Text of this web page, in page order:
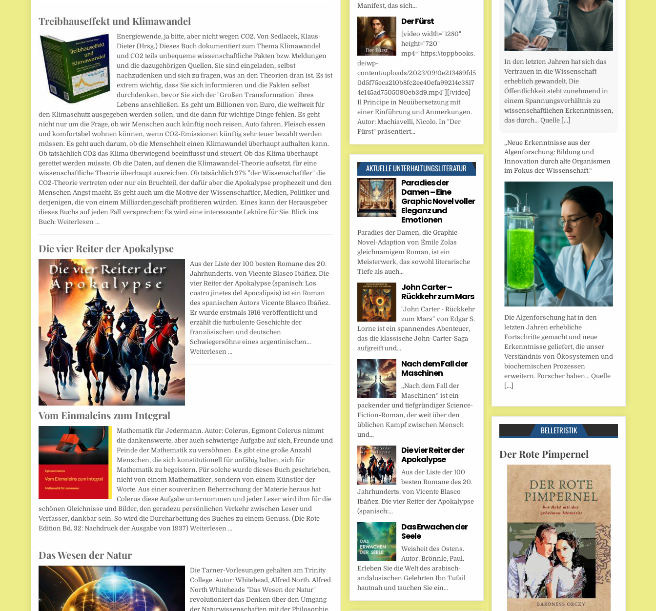
Treibhauseffekt und Klimawandel
Energiewende, ja bitte, aber nicht wegen CO2. Von Sedlacek, Klaus-
Dieter (Hrsg.) Dieses Buch dokumentiert zum Thema Klimawandel
und CO2 teils unbequeme wissenschaftliche Fakten bzw. Meldungen
und die dazugehörigen Quellen. Sie sind eingeladen, selbst
nachzudenken und sich zu fragen, was an den Theorien dran ist. Es ist
extrem wichtig, dass Sie sich informieren und die Fakten selbst
durchdenken, bevor Sie sich der "Großen Transformation" ihres
Lebens anschließen. Es geht um Billionen von Euro, die weltweit für
den Klimaschutz ausgegeben werden sollen, und die dann für wichtige Dinge fehlen. Es geht
nicht nur um die Frage, ob wir Menschen auch künftig noch reisen, Auto fahren, Fleisch essen
und komfortabel wohnen können, wenn CO2-Emissionen künftig sehr teuer bezahlt werden
müssen. Es geht auch darum, ob die Menschheit einen Klimawandel überhaupt aufhalten kann.
Ob tatsächlich CO2 das Klima überwiegend beeinflusst und steuert. Ob das Klima überhaupt
gerettet werden müsste. Ob die Daten, auf denen die Klimawandel-Theorie aufsetzt, für eine
wissenschaftliche Theorie überhaupt ausreichen. Ob tatsächlich 97% "der Wissenschaftler" die
CO2-Theorie vertreten oder nur ein Bruchteil, der dafür aber die Apokalypse prophezeit und den
Menschen Angst macht. Es geht auch um die Motive der Wissenschaftler, Medien, Politiker und
derjenigen, die von einem Milliardengeschäft profitieren würden. Eines kann der Herausgeber
dieses Buchs auf jeden Fall versprechen: Es wird eine interessante Lektüre für Sie. Blick ins
Buch:Weiterlesen …
Die vier Reiter der Apokalypse
Aus der Liste der 100 besten Romane des 20.
Jahrhunderts. von Vicente Blasco Ibáñez. Die
vier Reiter der Apokalypse (spanisch: Los
cuatro jinetes del Apocalipsis) ist ein Roman
des spanischen Autors Vicente Blasco Ibáñez.
Er wurde erstmals 1916 veröffentlicht und
erzählt die turbulente Geschichte der
französischen und deutschen
Schwiegersöhne eines argentinischen…
Weiterlesen …
Vom Einmaleins zum Integral
Mathematik für Jedermann. Autor: Colerus, Egmont Colerus nimmt
die dankenswerte, aber auch schwierige Aufgabe auf sich, Freunde und
Feinde der Mathematik zu versöhnen. Es gibt eine große Anzahl
Menschen, die sich konstitutionell für unfähig halten, sich für
Mathematik zu begeistern. Für solche wurde dieses Buch geschrieben,
nicht von einem Mathematiker, sondern von einem Künstler der
Worte. Aus einer souveränen Beherrschung der Materie heraus hat
Colerus diese Aufgabe unternommen und jeder Leser wird ihm für die
schönen Gleichnisse und Bilder, den geradezu persönlichen Verkehr zwischen Leser und
Verfasser, dankbar sein. So wird die Durcharbeitung des Buches zu einem Genuss. (Die Rote
Edition Bd. 32: Nachdruck der Ausgabe von 1937)Weiterlesen …
Das Wesen der Natur
Die Tarner-Vorlesungen gehalten am Trinity
College. Autor: Whitehead, Alfred North. Alfred
North Whiteheads "Das Wesen der Natur"
revolutioniert das Denken über den Umgang
der Naturwissenschaften mit der Philosophie.
Manifest, das sich...
Der Fürst
[video width="1280"
height="720"
mp4="https://toppbooks.
de/wp-
content/uploads/2023/09/0e213489fd5
0d5f75eca210b8fc2ee40efa99214c3817
4e145ad7505090eb3d9.mp4"][/video]
Il Principe in Neuübersetzung mit
einer Einführung und Anmerkungen.
Autor: Machiavelli, Nicolo. In "Der
Fürst" präsentiert...
AKTUELLE UNTERHALTUNGSLITERATUR
Paradies der
Damen – Eine
Graphic Novel voller
Eleganz und
Emotionen
Paradies der Damen, die Graphic
Novel-Adaption von Émile Zolas
gleichnamigem Roman, ist ein
Meisterwerk, das sowohl literarische
Tiefe als auch...
John Carter –
Rückkehr zum Mars
"John Carter - Rückkehr
zum Mars" von Edgar S.
Lorne ist ein spannendes Abenteuer,
das die klassische John-Carter-Saga
aufgreift und...
Nach dem Fall der
Maschinen
„Nach dem Fall der
Maschinen“ ist ein
packender und tiefgründiger Science-
Fiction-Roman, der weit über den
üblichen Kampf zwischen Mensch
und...
Die vier Reiter der
Apokalypse
Aus der Liste der 100
besten Romane des 20.
Jahrhunderts. von Vicente Blasco
Ibáñez. Die vier Reiter der Apokalypse
(spanisch:...
Das Erwachen der
Seele
Weisheit des Ostens.
Autor: Brönnle, Paul.
Erleben Sie die Welt des arabisch-
andalusischen Gelehrten Ibn Tufail
hautnah und tauchen Sie ein...
In den letzten Jahren hat sich das
Vertrauen in die Wissenschaft
erheblich gewandelt. Die
Öffentlichkeit steht zunehmend in
einem Spannungsverhältnis zu
wissenschaftlichen Erkenntnissen,
das durch... Quelle [...]
„Neue Erkenntnisse aus der
Algenforschung: Bildung und
Innovation durch alte Organismen
im Fokus der Wissenschaft.“
Die Algenforschung hat in den
letzten Jahren erhebliche
Fortschritte gemacht und neue
Erkenntnisse geliefert, die unser
Verständnis von Ökosystemen und
biochemischen Prozessen
erweitern. Forscher haben... Quelle
[...]
BELLETRISTIK
Der Rote Pimpernel